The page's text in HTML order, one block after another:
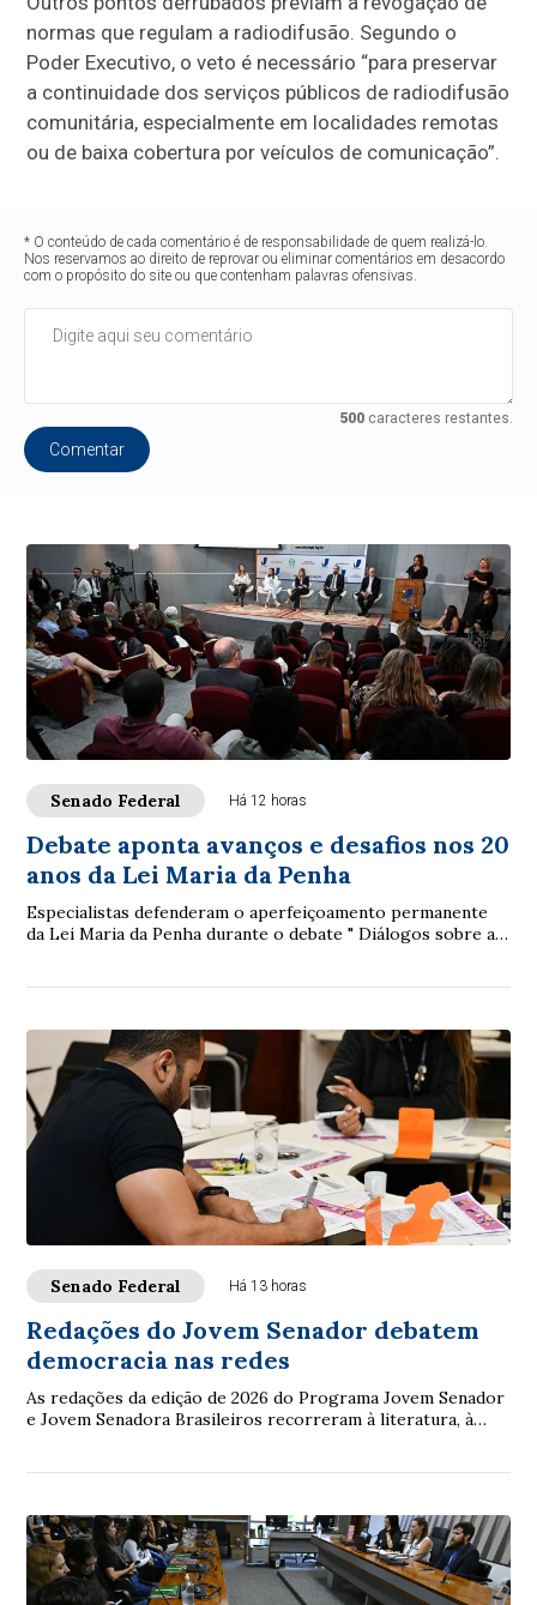
normas que regulam a radiodifusão. Segundo o
Poder Executivo, o veto é necessário “para preservar
a continuidade dos serviços públicos de radiodifusão
comunitária, especialmente em localidades remotas
ou de baixa cobertura por veículos de comunicação”.
* O conteúdo de cada comentário é de responsabilidade de quem realizá-lo.
Nos reservamos ao direito de reprovar ou eliminar comentários em desacordo
com o propósito do site ou que contenham palavras ofensivas.
500caracteres restantes.
Comentar
Senado Federal Há 12 horas
Debate aponta avanços e desafios nos 20
anos da Lei Maria da Penha
Especialistas defenderam o aperfeiçoamento permanente
da Lei Maria da Penha durante o debate " Diálogos sobre a
Senado Federal Há 13 horas
Redações do Jovem Senador debatem
democracia nas redes
As redações da edição de 2026 do Programa Jovem Senador
e Jovem Senadora Brasileiros recorreram à literatura, à